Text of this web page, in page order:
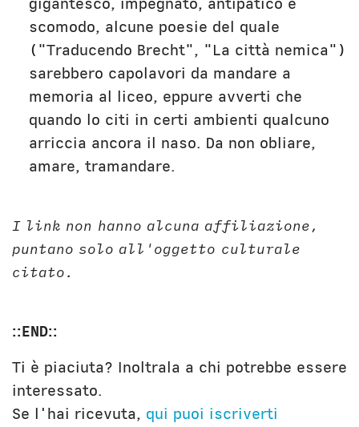
scomodo, alcune poesie del quale
("Traducendo Brecht", "La città nemica")
sarebbero capolavori da mandare a
memoria al liceo, eppure avverti che
quando lo citi in certi ambienti qualcuno
arriccia ancora il naso. Da non obliare,
amare, tramandare.
I link non hanno alcuna affiliazione,
puntano solo all'oggetto culturale
citato.
::END::
Ti è piaciuta? Inoltrala a chi potrebbe essere
interessato.
Se l'hai ricevuta, qui puoi iscriverti